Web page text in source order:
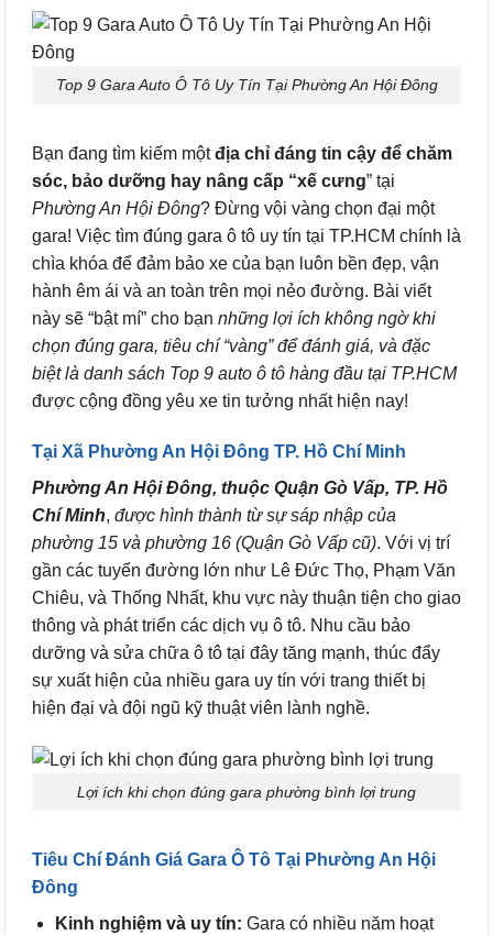
Top 9 Gara Auto Ô Tô Uy Tín Tại Phường An Hội Đông
Bạn đang tìm kiếm mộtđịa chỉ đáng tin cậy để chăm
sóc, bảo dưỡng hay nâng cấp “xế cưng” tại
Phường An Hội Đông? Đừng vội vàng chọn đại một
gara! Việc tìm đúng gara ô tô uy tín tại TP.HCM chính là
chìa khóa để đảm bảo xe của bạn luôn bền đẹp, vận
hành êm ái và an toàn trên mọi nẻo đường. Bài viết
này sẽ “bật mí” cho bạn những lợi ích không ngờ khi
chọn đúng gara, tiêu chí “vàng” để đánh giá, và đặc
biệt là danh sách Top 9 auto ô tô hàng đầu tại TP.HCM
được cộng đồng yêu xe tin tưởng nhất hiện nay!
Tại Xã Phường An Hội Đông TP. Hồ Chí Minh
Phường An Hội Đông, thuộc Quận Gò Vấp, TP. Hồ
Chí Minh, được hình thành từ sự sáp nhập của
phường 15 và phường 16 (Quận Gò Vấp cũ). Với vị trí
gần các tuyến đường lớn như Lê Đức Thọ, Phạm Văn
Chiêu, và Thống Nhất, khu vực này thuận tiện cho giao
thông và phát triển các dịch vụ ô tô. Nhu cầu bảo
dưỡng và sửa chữa ô tô tại đây tăng mạnh, thúc đẩy
sự xuất hiện của nhiều gara uy tín với trang thiết bị
hiện đại và đội ngũ kỹ thuật viên lành nghề.
Lợi ích khi chọn đúng gara phường bình lợi trung
Tiêu Chí Đánh Giá Gara Ô Tô Tại Phường An Hội
Đông
Kinh nghiệm và uy tín: Gara có nhiều năm hoạt